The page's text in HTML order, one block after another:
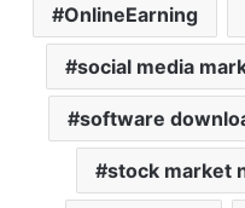
OnlineEarning
social media
software
stock market